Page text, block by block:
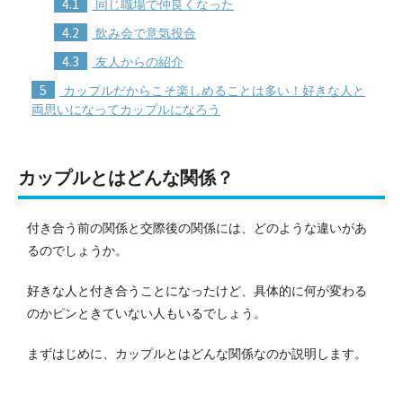
同じ職場で仲良くなった
4.2 飲み会で意気投合
4.3 友人からの紹介
5
カップルだからこそ楽しめることは多い！好きな人と
両思いになってカップルになろう
カップルとはどんな関係？
付き合う前の関係と交際後の関係には、どのような違いがあ
るのでしょうか。
好きな人と付き合うことになったけど、具体的に何が変わる
のかピンときていない人もいるでしょう。
まずはじめに、カップルとはどんな関係なのか説明します。